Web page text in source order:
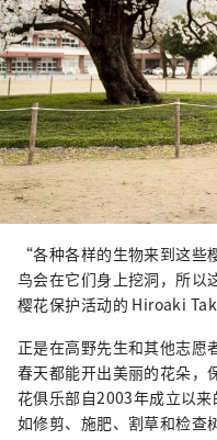
“各种各样的生物来到这些
鸟会在它们身上挖洞，所
樱花保护活动的 Hiroaki
正是在高野先生和其他志愿
春天都能开出美丽的花朵
花俱乐部自2003年成立以来
如修剪、施肥、割草和检查